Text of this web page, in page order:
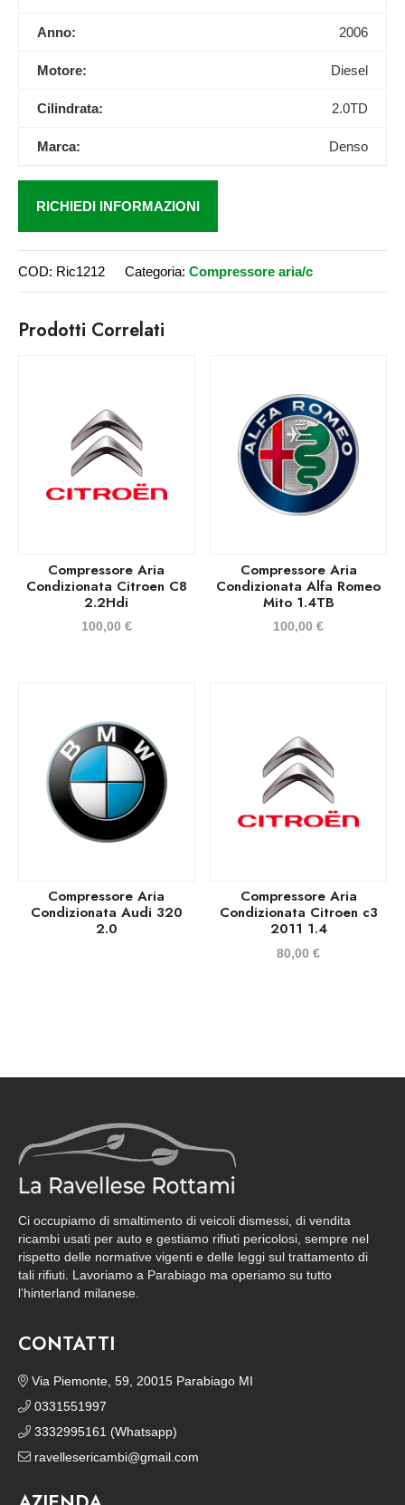
Anno: 2006
Motore: Diesel
Cilindrata: 2.0TD
Marca: Denso
RICHIEDI INFORMAZIONI
COD: Ric1212 Categoria: Compressore aria/c
Prodotti Correlati
Compressore Aria
Condizionata Citroen C8
2.2Hdi
100,00 €
Compressore Aria
Condizionata Alfa Romeo
Mito 1.4TB
100,00€
Compressore Aria
Condizionata Audi 320
2.0
Compressore Aria
Condizionata Citroen c3
2011 1.4
80,00€
Ci occupiamo di smaltimento di veicoli dismessi, di vendita
ricambi usati per auto e gestiamo rifiuti pericolosi, sempre nel
rispetto delle normative vigenti e delle leggi sul trattamento di
tali rifiuti. Lavoriamo a Parabiago ma operiamo su tutto
l’hinterland milanese.
CONTATTI
Via Piemonte, 59, 20015 Parabiago MI
0331551997
3332995161 (Whatsapp)
ravellesericambi@gmail.com